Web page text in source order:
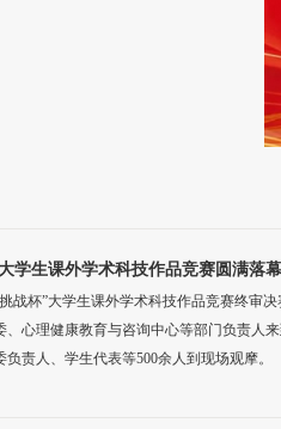
学生课外学术科技作品竞赛圆满落幕
战杯”大学生课外学术科技作品竞赛终
心理健康教育与咨询中心等部门负责人
责人、学生代表等500余人到现场观摩。